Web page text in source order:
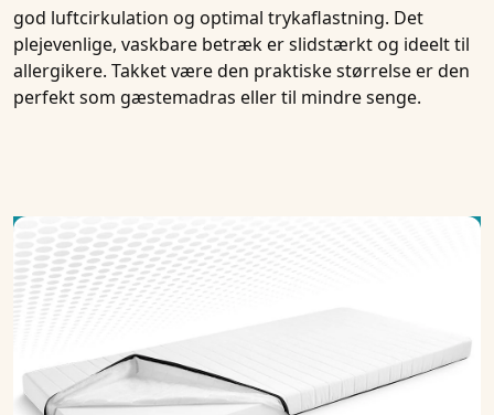
god luftcirkulation og optimal trykaflastning. Det
plejevenlige, vaskbare betræk er slidstærkt og ideelt til
allergikere. Takket være den praktiske størrelse er den
perfekt som gæstemadras eller til mindre senge.